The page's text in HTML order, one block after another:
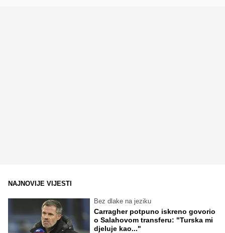
NAJNOVIJE VIJESTI
Bez dlake na jeziku
Carragher potpuno iskreno govorio
o Salahovom transferu: "Turska mi
djeluje kao..."